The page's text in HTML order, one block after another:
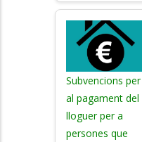
Subvencions per
al pagament del
lloguer per a
persones que